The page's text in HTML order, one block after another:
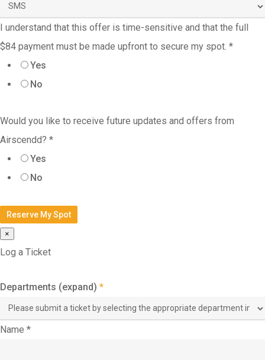
I understand that this offer is time-sensitive and that the full
$84 payment must be made upfront to secure my spot. *
Yes
No
Would you like to receive future updates and offers from
Airscendd? *
Yes
No
Reserve My Spot
×
Log a Ticket
Departments (expand) *
Name *